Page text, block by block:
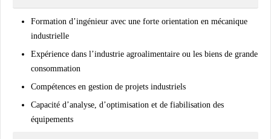
Formation d’ingénieur avec une forte orientation en mécanique
industrielle
Expérience dans l’industrie agroalimentaire ou les biens de grande
consommation
Compétences en gestion de projets industriels
Capacité d’analyse, d’optimisation et de fiabilisation des
équipements